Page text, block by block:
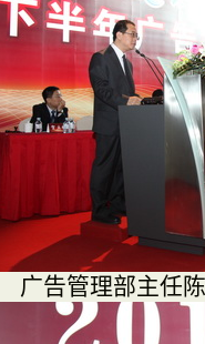
广告管理部主任